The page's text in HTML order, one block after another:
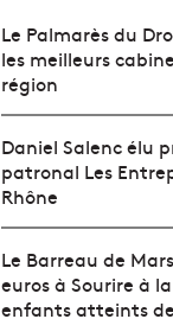
Le Palmarès du
les meilleurs
région
Daniel Salenc élu
patronal Les
Rhône
Le Barreau de
euros à Sourire à
enfants atteints